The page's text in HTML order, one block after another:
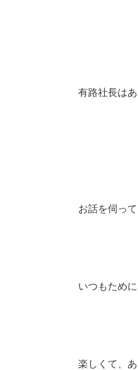
有路社長は
お話を伺っ
いつもために
楽しくて、